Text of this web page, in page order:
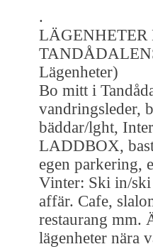
.
Lägenheter)
Bo mitt i
vandringsleder,
bäddar/lght,
LADDBOX,
egen parkering,
Vinter: Ski in/
affär. Cafe,
restaurang mm.
lägenheter nära